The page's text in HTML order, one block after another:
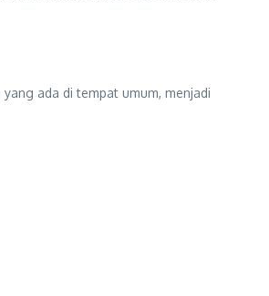
ada di tempat umum, menjadi